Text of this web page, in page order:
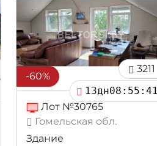
-60%
3211
13дн08:55:39
Лот №30765
Гомельская обл.
Здание